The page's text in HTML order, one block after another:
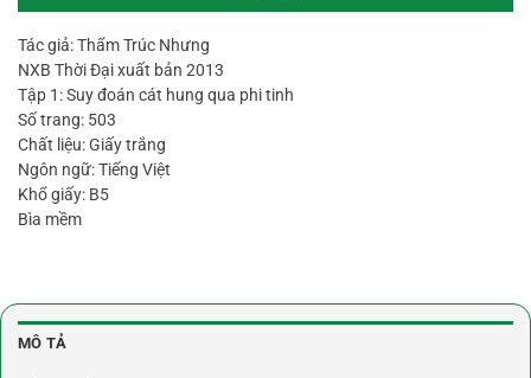
Tác giả: Thẩm Trúc Nhưng
NXB Thời Đại xuất bản 2013
Tập 1: Suy đoán cát hung qua phi tinh
Số trang: 503
Chất liệu: Giấy trắng
Ngôn ngữ: Tiếng Việt
Khổ giấy: B5
Bìa mềm
MÔ TẢ